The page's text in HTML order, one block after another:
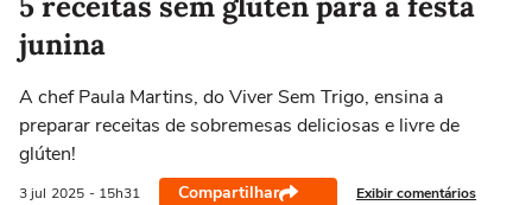
junina
A chef Paula Martins, do Viver Sem Trigo, ensina a
preparar receitas de sobremesas deliciosas e livre de
glúten!
3 jul 2025 - 15h31 Compartilhar Exibir comentários